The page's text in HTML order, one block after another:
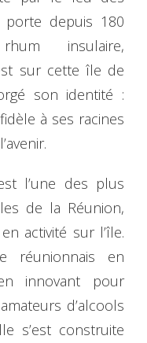
porte depuis 180
insulaire,
sur cette île de
son identité :
à ses racines
l’une des plus
de la Réunion,
activité sur l’île.
réunionnais en
innovant pour
d’alcools
s’est construite